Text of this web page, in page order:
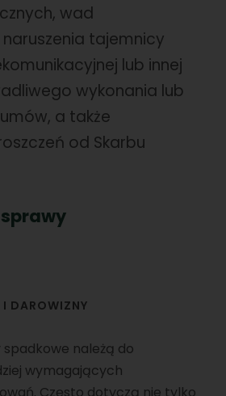
wad
tajemnicy
lub innej
wykonania lub
a także
od Skarbu
DAROWIZNY
spadkowe należą do
wymagających